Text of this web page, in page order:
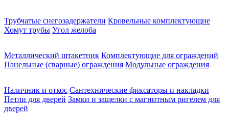
Трубчатые снегозадержатели Кровельные комплектующие
Хомут трубы Угол желоба
Металлический штакетник Комплектующие для ограждений
Панельные (сварные) ограждения Модульные ограждения
Наличник и откос Сантехнические фиксаторы и накладки
Петли для дверей Замки и защелки с магнитным ригелем для
дверей